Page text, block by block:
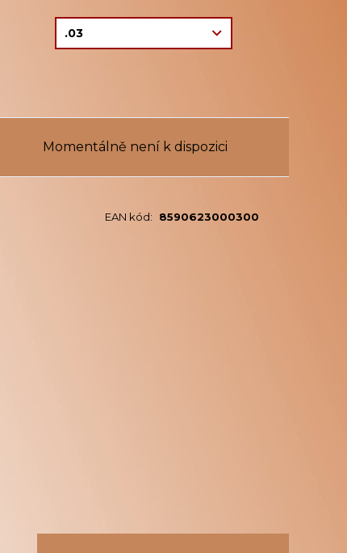
Momentálně není k dispozici
EAN kód:
8590623000300